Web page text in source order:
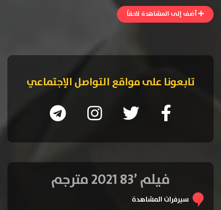
أضف إلى المشاهدة لاحقاً
تابعونا على مواقع التواصل الإجتماعي
فيلم ’83 2021 مترجم
سيرفرات المشاهدة